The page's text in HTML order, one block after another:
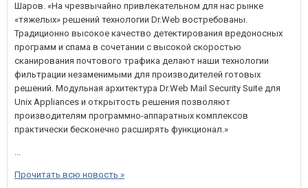
Шаров. «На чрезвычайно привлекательном для нас рынке
«тяжелых» решений технологии Dr.Web востребованы.
Традиционно высокое качество детектирования вредоносных
программ и спама в сочетании с высокой скоростью
сканирования почтового трафика делают наши технологии
фильтрации незаменимыми для производителей готовых
решений. Модульная архитектура Dr.Web Mail Security Suite для
Unix Appliances и открытость решения позволяют
производителям программно-аппаратных комплексов
практически бесконечно расширять функционал.»
...
Прочитать всю новость »